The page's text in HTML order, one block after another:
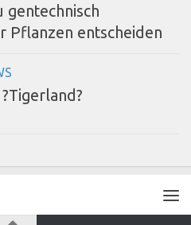
gentechnisch
Pflanzen entscheiden